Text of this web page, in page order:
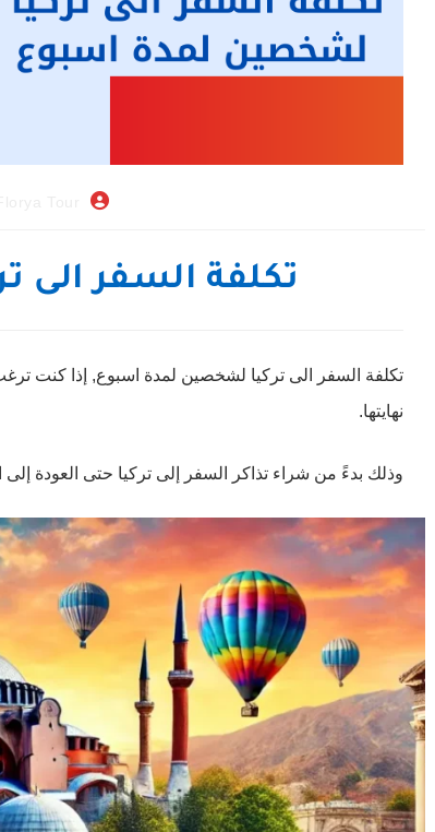
تكلفة السفر الى
تكلفة السفر الى تركيا لشخصين لمدة اسبوع, إذا كنت
نهايتها.
وذلك بدءً من شراء تذاكر السفر إلى تركيا حتى العودة إلى